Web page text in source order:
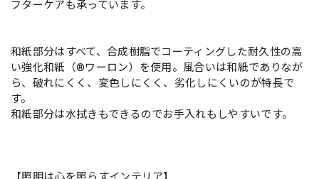
フターケアも承っています。
和紙部分はすべて、合成樹脂でコーティングした耐久性の高
い強化和紙（®ワーロン）を使用。風合いは和紙でありなが
ら、破れにくく、変色しにくく、劣化しにくいのが特長で
す。
和紙部分は水拭きもできるのでお手入れもしやすいです。